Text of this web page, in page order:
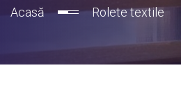
Acasă Rolete textile